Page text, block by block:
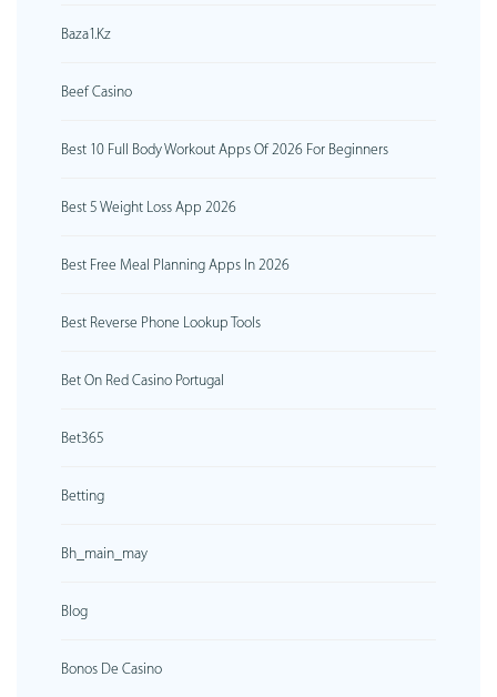
Baza1.kz
Beef Casino
Best 10 Full Body Workout Apps Of 2026 For Beginners
Best 5 Weight Loss App 2026
Best Free Meal Planning Apps In 2026
Best Reverse Phone Lookup Tools
Bet On Red Casino Portugal
Bet365
Betting
Bh_main_may
Blog
Bonos De Casino